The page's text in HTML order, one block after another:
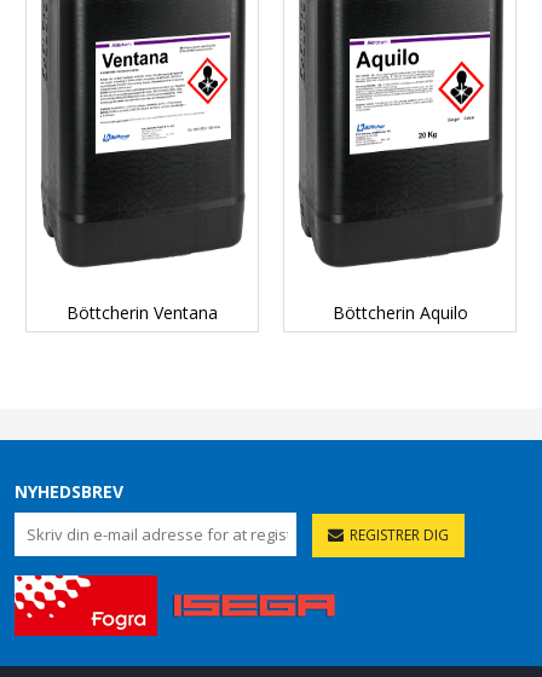
Böttcherin Ventana Böttcherin Aquilo
NYHEDSBREV
REGISTRER DIG